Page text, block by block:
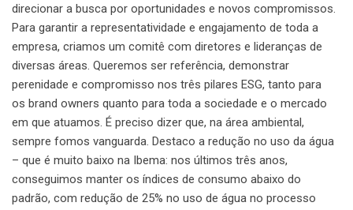
direcionar a busca por oportunidades e novos compromissos.
Para garantir a representatividade e engajamento de toda a
empresa, criamos um comitê com diretores e lideranças de
diversas áreas. Queremos ser referência, demonstrar
perenidade e compromisso nos três pilares ESG, tanto para
os brand owners quanto para toda a sociedade e o mercado
em que atuamos. É preciso dizer que, na área ambiental,
sempre fomos vanguarda. Destaco a redução no uso da água
– que é muito baixo na Ibema: nos últimos três anos,
conseguimos manter os índices de consumo abaixo do
padrão, com redução de 25% no uso de água no processo